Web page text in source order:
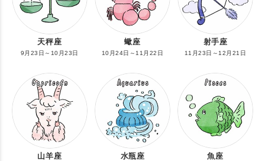
天秤座
9月23日～10月23日
蠍座
10月24日～11月22日
射手座
11月23日～12月21日
山羊座 水瓶座 魚座